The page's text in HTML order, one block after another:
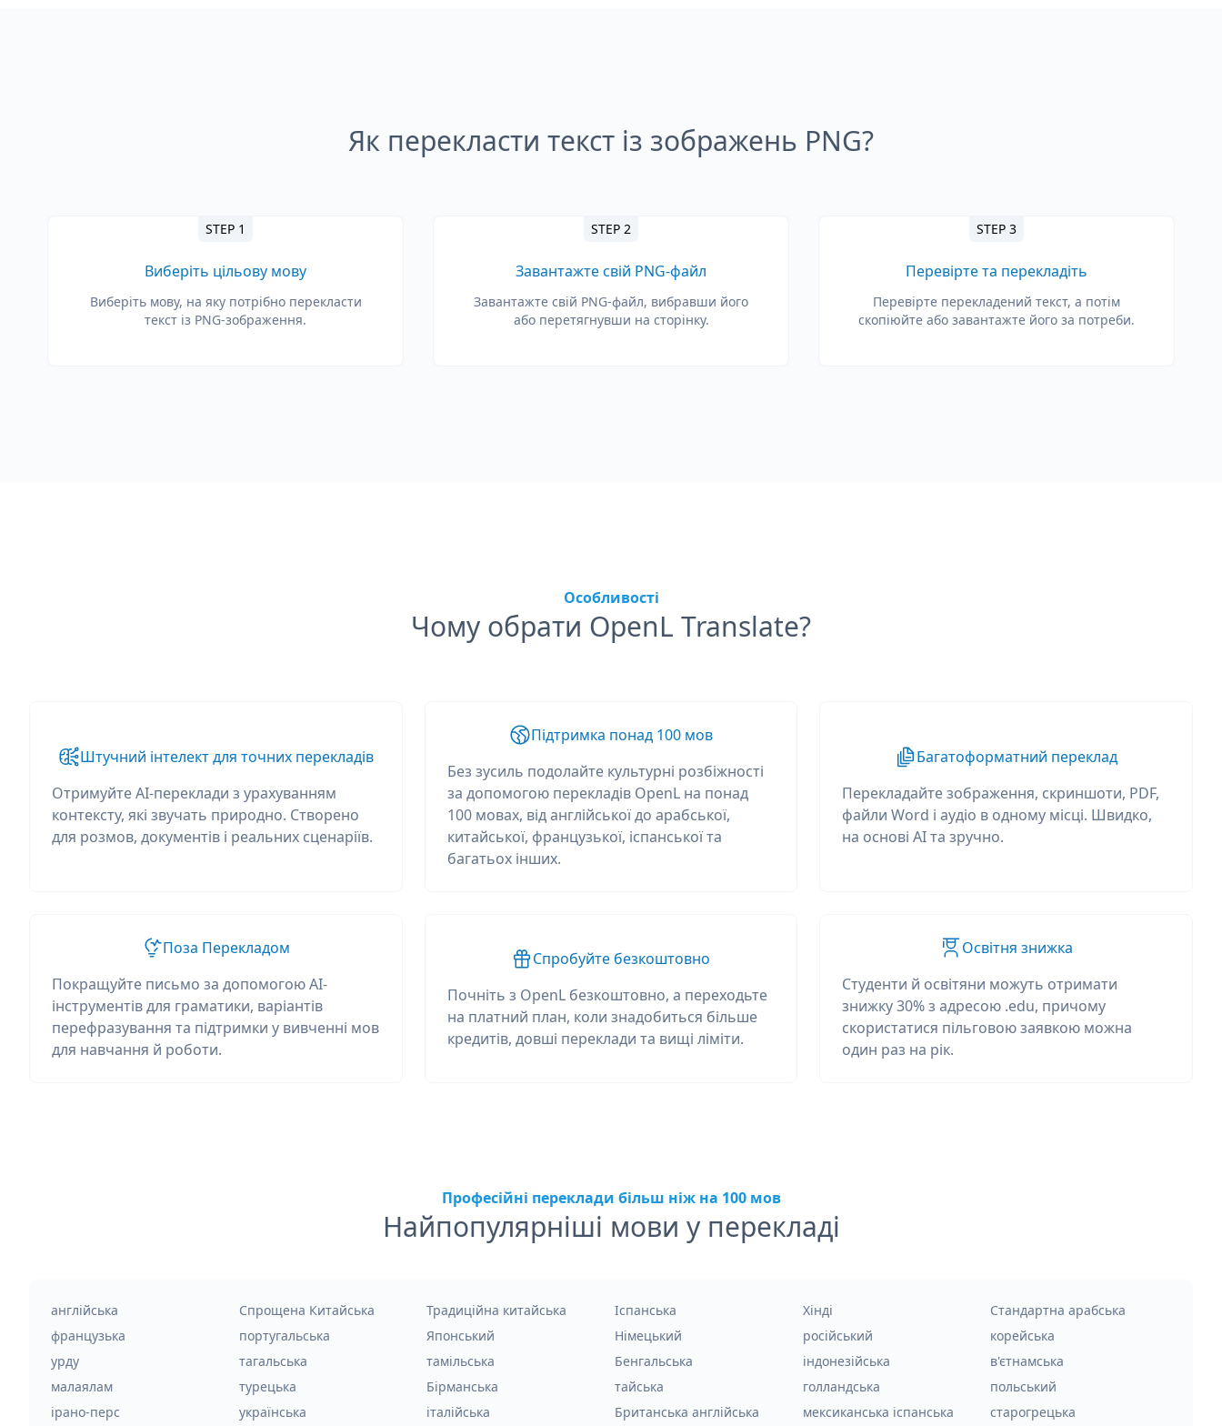
Як перекласти текст із зображень PNG?
STEP 1
Виберіть цільову мову
Виберіть мову, на яку потрібно перекласти
текст із PNG-зображення.
STEP 2
Завантажте свій PNG-файл
Завантажте свій PNG-файл, вибравши його
або перетягнувши на сторінку.
STEP 3
Перевірте та перекладіть
Перевірте перекладений текст, а потім
скопіюйте або завантажте його за потреби.
Особливості
Чому обрати OpenL Translate?
Штучний інтелект для точних перекладів
Отримуйте AI-переклади з урахуванням
контексту, які звучать природно. Створено
для розмов, документів і реальних сценаріїв.
Підтримка понад 100 мов
Без зусиль подолайте культурні розбіжності
за допомогою перекладів OpenL на понад
100 мовах, від англійської до арабської,
китайської, французької, іспанської та
багатьох інших.
Багатоформатний переклад
Перекладайте зображення, скриншоти, PDF,
файли Word і аудіо в одному місці. Швидко,
на основі AI та зручно.
Поза Перекладом
Покращуйте письмо за допомогою AI-
інструментів для граматики, варіантів
перефразування та підтримки у вивченні мов
для навчання й роботи.
Спробуйте безкоштовно
Почніть з OpenL безкоштовно, а переходьте
на платний план, коли знадобиться більше
кредитів, довші переклади та вищі ліміти.
Освітня знижка
Студенти й освітяни можуть отримати
знижку 30% з адресою .edu, причому
скористатися пільговою заявкою можна
один раз на рік.
Професійні переклади більш ніж на 100 мов
Найпопулярніші мови у перекладі
англійська Спрощена Китайська Традиційна китайська Іспанська Хінді
Стандартна арабська
французька
португальська Японський Німецький російський
корейська
урду
тагальська тамільська Бенгальська індонезійська
в'єтнамська
малаялам
турецька Бірманська тайська голландська
польський
ірано-перс
українська італійська Британська англійська мексиканська іспанська старогрецька